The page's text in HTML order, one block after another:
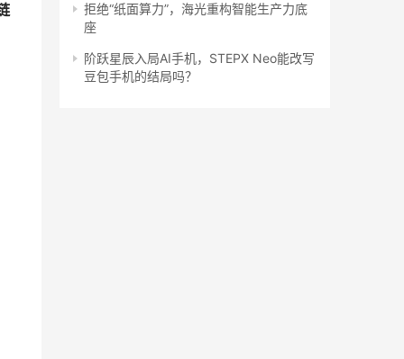
拒绝“纸面算力”，海光重构智能生产力底
座
阶跃星辰入局AI手机，STEPX Neo能改写
豆包手机的结局吗？